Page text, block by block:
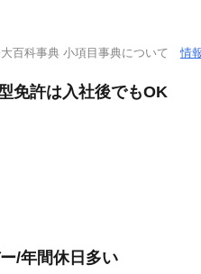
大百科事典 小項目事典について情
免許は入社後でもOK
/年間休日多い